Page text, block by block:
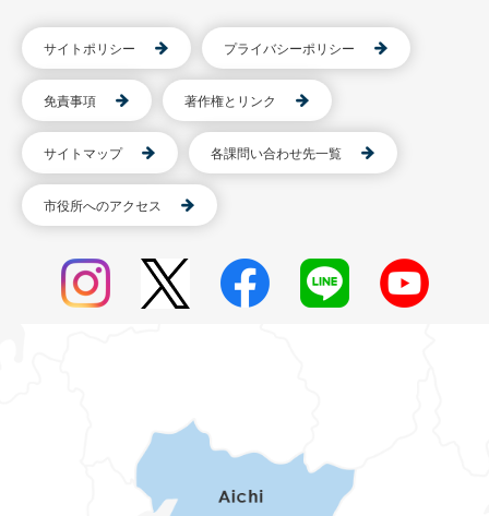
サイトポリシー プライバシーポリシー
免責事項 著作権とリンク
サイトマップ 各課問い合わせ先一覧
市役所へのアクセス